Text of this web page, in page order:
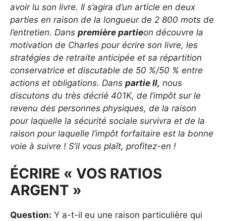
avoir lu son livre. Il s’agira d’un article en deux
parties en raison de la longueur de 2 800 mots de
l’entretien. Dans première partieon découvre la
motivation de Charles pour écrire son livre, les
stratégies de retraite anticipée et sa répartition
conservatrice et discutable de 50 %/50 % entre
actions et obligations. Dans partie II, nous
discutons du très décrié 401K, de l’impôt sur le
revenu des personnes physiques, de la raison
pour laquelle la sécurité sociale survivra et de la
raison pour laquelle l’impôt forfaitaire est la bonne
voie à suivre ! S’il vous plaît, profitez-en !
ÉCRIRE « VOS RATIOS
ARGENT »
Question: Y a-t-il eu une raison particulière qui